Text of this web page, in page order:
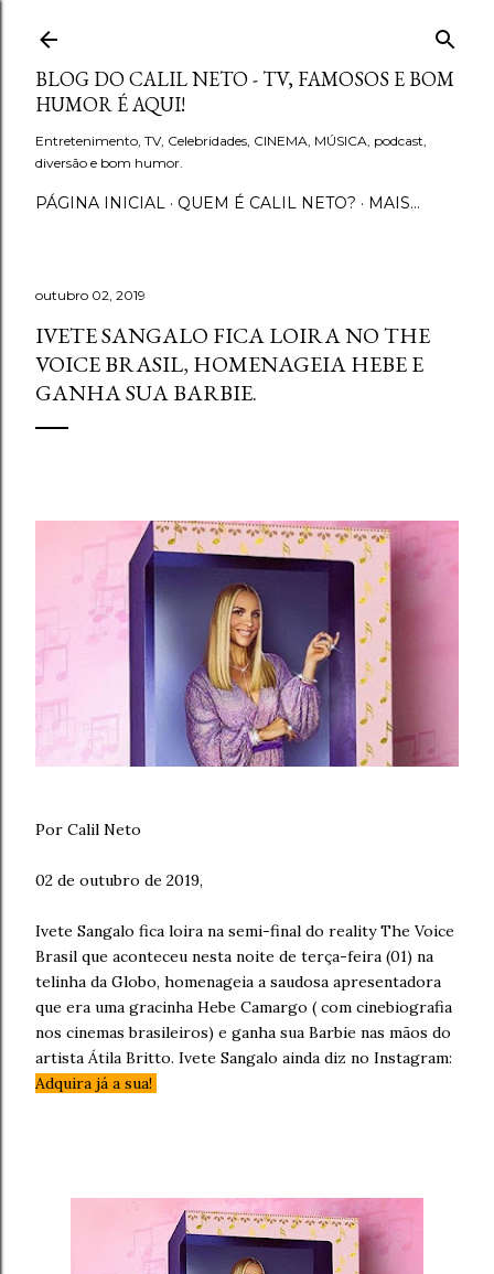
Pular para o conteúdo principal
BLOG DO CALIL NETO - TV, FAMOSOS E BOM
HUMOR É AQUI!
Entretenimento, TV, Celebridades, CINEMA, MÚSICA, podcast,
diversão e bom humor.
PÁGINA INICIAL QUEM É CALIL NETO? MAIS…
outubro 02, 2019
IVETE SANGALO FICA LOIRA NO THE
VOICE BRASIL, HOMENAGEIA HEBE E
GANHA SUA BARBIE.
Por Calil Neto
02 de outubro de 2019,
Ivete Sangalo fica loira na semi-final do reality The Voice
Brasil que aconteceu nesta noite de terça-feira (01) na
telinha da Globo, homenageia a saudosa apresentadora
que era uma gracinha Hebe Camargo ( com cinebiografia
nos cinemas brasileiros) e ganha sua Barbie nas mãos do
artista Átila Britto. Ivete Sangalo ainda diz no Instagram:
Adquira já a sua!